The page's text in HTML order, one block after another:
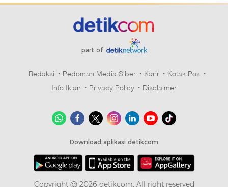
Kena OTT
Simpatik
PKB Dukung Usulan
Berintegritas
Marak OTT Kepala
di Sistem Sekarang
part of
Redaksi Pedoman Media Siber Karir
Kotak Pos
Info Iklan
Privacy Policy Disclaimer
Download aplikasi detikcom
Copyright @ 2026 detikcom, All right reserved